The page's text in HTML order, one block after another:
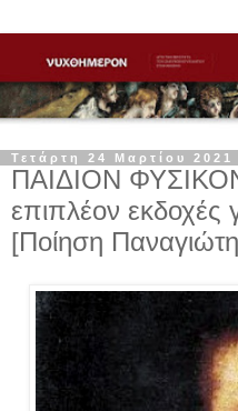
Τετάρτη 24 Μαρτίου 2021
ΠΑΙΔΙΟΝ
επιπλέον εκδοχές
[Ποίηση